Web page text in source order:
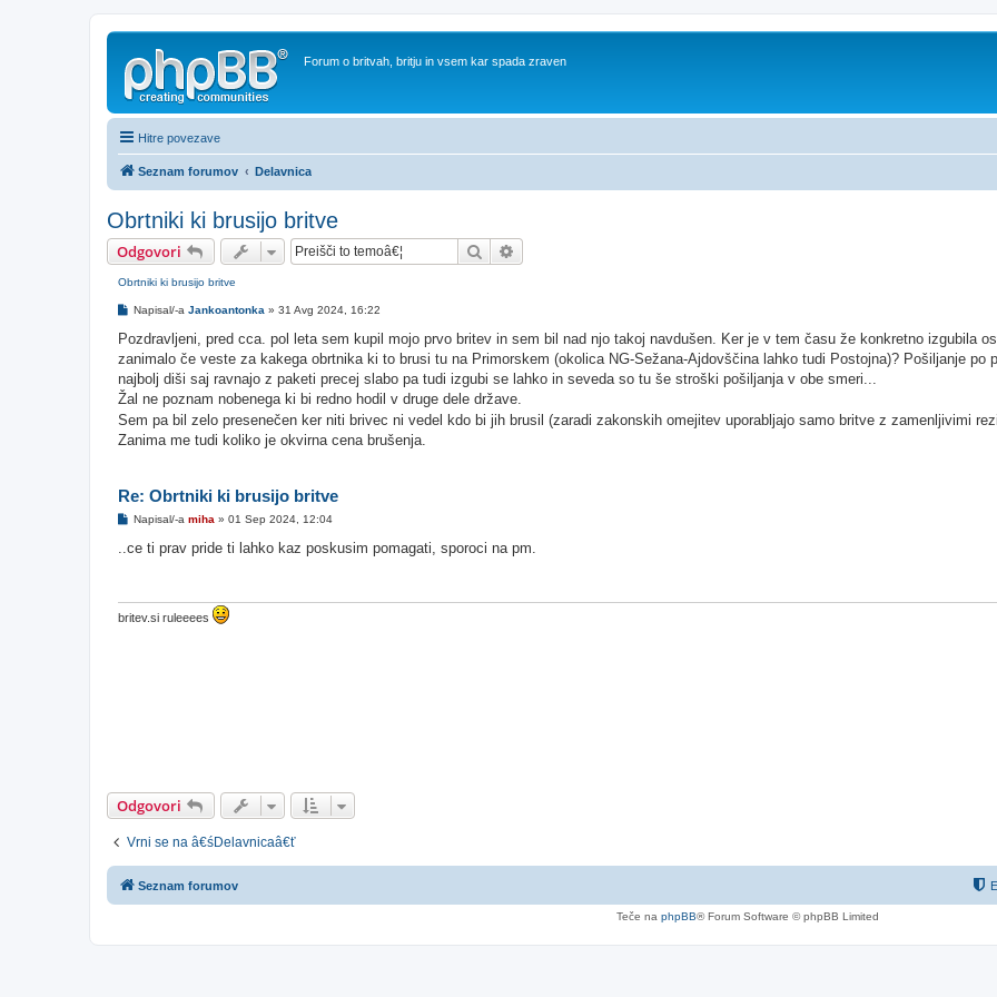
Forum o britvah, britju in vsem kar spada zraven
Hitre povezave
Seznam forumov Delavnica
Obrtniki ki brusijo britve
Odgovori Iskanje
Obrtniki ki brusijo britve
O
g
v
o
Napisal/-a Jankoantonka » 31 Avg 2024, 16:22
Pozdravljeni, pred cca. pol leta sem kupil mojo prvo britev in sem bil nad njo takoj navdušen. Ker je v tem času že konkretno izgubila
zanimalo če veste za kakega obrtnika ki to brusi tu na Primorskem (okolica NG-Sežana-Ajdovščina lahko tudi Postojna)? Pošiljanje po
najbolj diši saj ravnajo z paketi precej slabo pa tudi izgubi se lahko in seveda so tu še stroški pošiljanja v obe smeri...
Žal ne poznam nobenega ki bi redno hodil v druge dele države.
Sem pa bil zelo presenečen ker niti brivec ni vedel kdo bi jih brusil (zaradi zakonskih omejitev uporabljajo samo britve z zamenljivimi
Zanima me tudi koliko je okvirna cena brušenja.
Re: Obrtniki ki brusijo britve
O
g
Napisal/-a miha » 01 Sep 2024, 12:04
..ce ti prav pride ti lahko kaz poskusim pomagati, sporoci na pm.
britev.si ruleeees
Odgovori
Vrni se na â€śDelavnicaâ€ť
Seznam forumov
Teče na phpBB® Forum Software © phpBB Limited